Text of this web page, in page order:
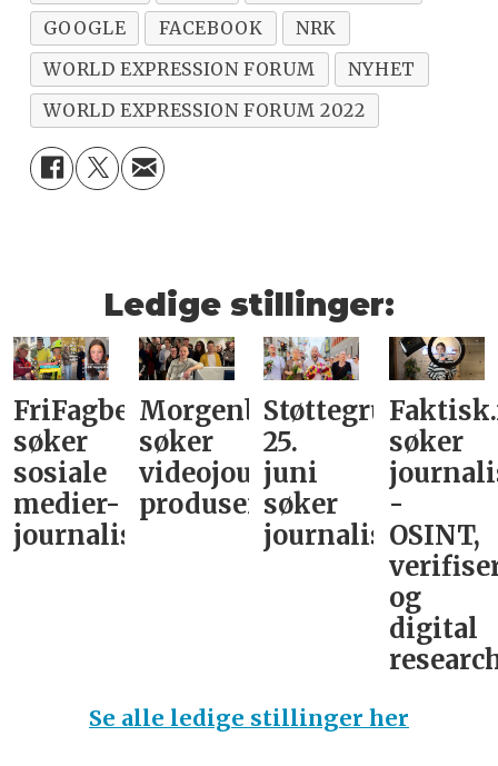
GOOGLE
FACEBOOK
NRK
WORLD EXPRESSION FORUM
NYHET
WORLD EXPRESSION FORUM 2022
Ledige stillinger:
FriFagbevegelse
søker
sosiale
medier-
journalist
Morgenbladet
søker
videojournalist/podkast-
produsent
Støttegruppa
25.
juni
søker
journalist
søker
-
OSINT,
og
digital
Se alle ledige stillinger her